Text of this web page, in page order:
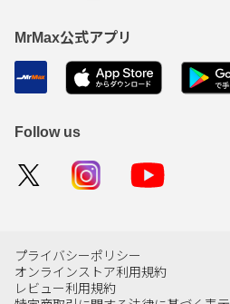
MrMax公式アプリ
Follow us
プライバシーポリシー
オンラインストア利用規約
レビュー利用規約